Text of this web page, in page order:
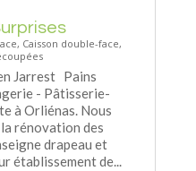
, Caisson double-face,
Jarrest Pains
- Pâtisserie-
à Orliénas. Nous
rénovation des
drapeau et
établissement de...